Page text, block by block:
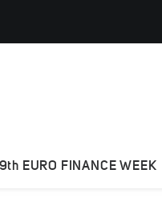
EURO FINANCE WEEK